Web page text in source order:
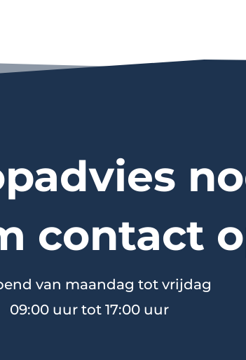
contact
van maandag tot vrijdag
09:00 uur tot 17:00 uur